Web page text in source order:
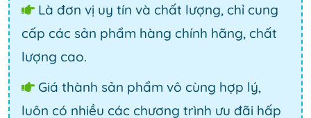
Là đơn vị uy tín và chất lượng, chỉ cung
cấp các sản phẩm hàng chính hãng, chất
lượng cao.
Giá thành sản phẩm vô cùng hợp lý,
luôn có nhiều các chương trình ưu đãi hấp